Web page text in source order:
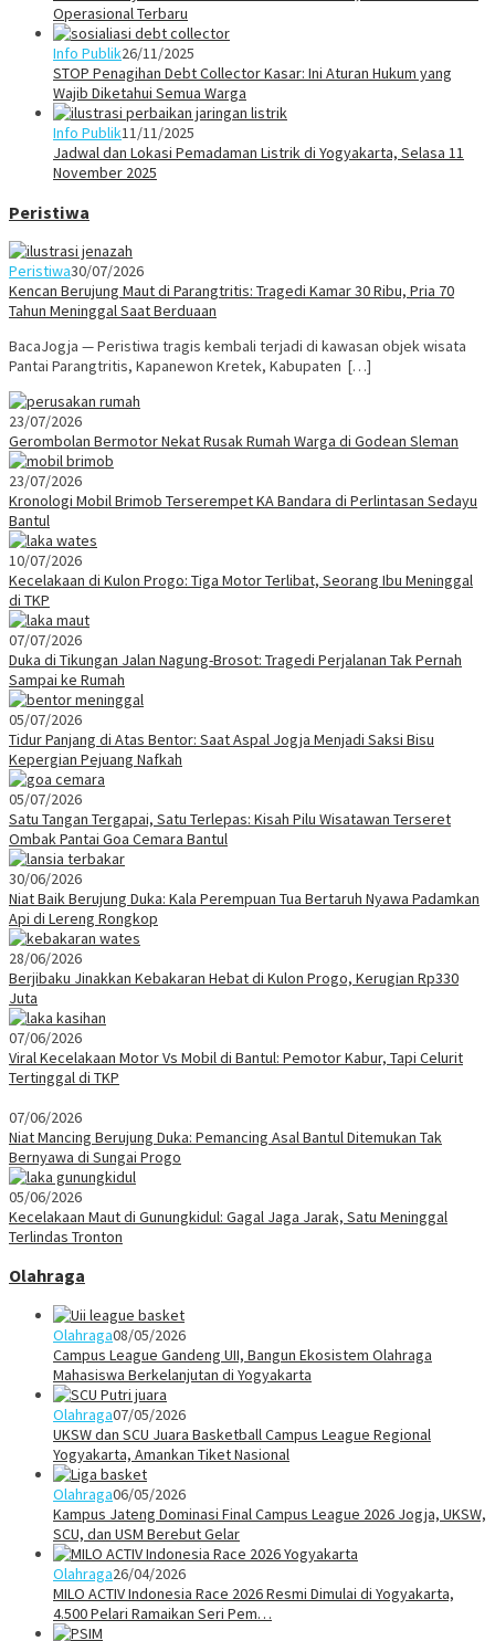
Operasional Terbaru
Info Publik26/11/2025
STOP Penagihan Debt Collector Kasar: Ini Aturan Hukum yang
Wajib Diketahui Semua Warga
Info Publik11/11/2025
Jadwal dan Lokasi Pemadaman Listrik di Yogyakarta, Selasa 11
November 2025
Peristiwa
Peristiwa30/07/2026
Kencan Berujung Maut di Parangtritis: Tragedi Kamar 30 Ribu, Pria 70
Tahun Meninggal Saat Berduaan
BacaJogja — Peristiwa tragis kembali terjadi di kawasan objek wisata
Pantai Parangtritis, Kapanewon Kretek, Kabupaten […]
23/07/2026
Gerombolan Bermotor Nekat Rusak Rumah Warga di Godean Sleman
23/07/2026
Kronologi Mobil Brimob Terserempet KA Bandara di Perlintasan Sedayu
Bantul
10/07/2026
Kecelakaan di Kulon Progo: Tiga Motor Terlibat, Seorang Ibu Meninggal
di TKP
07/07/2026
Duka di Tikungan Jalan Nagung-Brosot: Tragedi Perjalanan Tak Pernah
Sampai ke Rumah
05/07/2026
Tidur Panjang di Atas Bentor: Saat Aspal Jogja Menjadi Saksi Bisu
Kepergian Pejuang Nafkah
05/07/2026
Satu Tangan Tergapai, Satu Terlepas: Kisah Pilu Wisatawan Terseret
Ombak Pantai Goa Cemara Bantul
30/06/2026
Niat Baik Berujung Duka: Kala Perempuan Tua Bertaruh Nyawa Padamkan
Api di Lereng Rongkop
28/06/2026
Berjibaku Jinakkan Kebakaran Hebat di Kulon Progo, Kerugian Rp330
Juta
07/06/2026
Viral Kecelakaan Motor Vs Mobil di Bantul: Pemotor Kabur, Tapi Celurit
Tertinggal di TKP
07/06/2026
Niat Mancing Berujung Duka: Pemancing Asal Bantul Ditemukan Tak
Bernyawa di Sungai Progo
05/06/2026
Kecelakaan Maut di Gunungkidul: Gagal Jaga Jarak, Satu Meninggal
Terlindas Tronton
Olahraga
Olahraga08/05/2026
Campus League Gandeng UII, Bangun Ekosistem Olahraga
Mahasiswa Berkelanjutan di Yogyakarta
Olahraga07/05/2026
UKSW dan SCU Juara Basketball Campus League Regional
Yogyakarta, Amankan Tiket Nasional
Olahraga06/05/2026
Kampus Jateng Dominasi Final Campus League 2026 Jogja, UKSW,
SCU, dan USM Berebut Gelar
Olahraga26/04/2026
MILO ACTIV Indonesia Race 2026 Resmi Dimulai di Yogyakarta,
4.500 Pelari Ramaikan Seri Pem…